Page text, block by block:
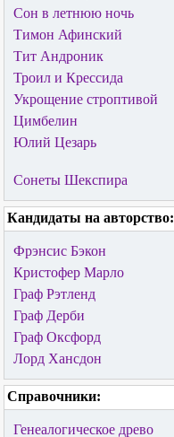
Сон в летнюю ночь
Тимон Афинский
Тит Андроник
Троил и Крессида
Укрощение строптивой
Цимбелин
Юлий Цезарь
Сонеты Шекспира
Кандидаты на авторство:
Фрэнсис Бэкон
Кристофер Марло
Граф Рэтленд
Граф Дерби
Граф Оксфорд
Лорд Хансдон
Справочники:
Генеалогическое древо